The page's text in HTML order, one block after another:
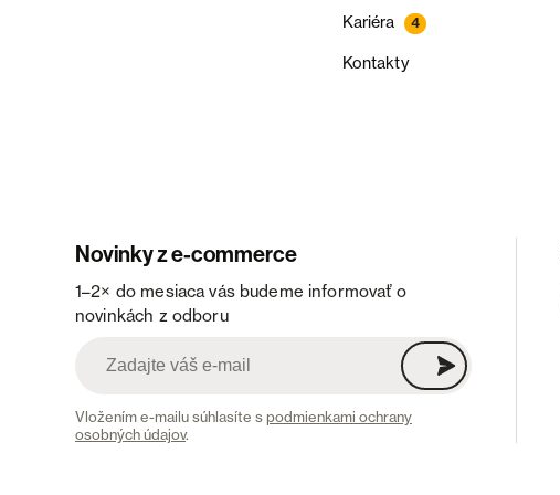
Kariéra 4
Kontakty
Novinky z e-commerce
1–2× do mesiaca vás budeme informovať o
novinkách z odboru
Vložením e-mailu súhlasíte spodmienkami ochrany
osobných údajov.